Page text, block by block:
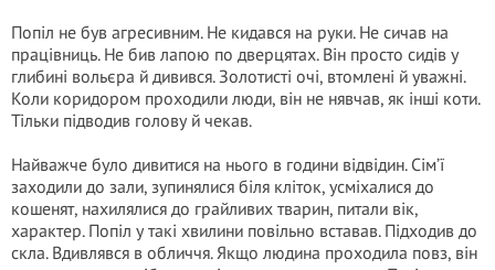
Попіл не був агресивним. Не кидався на руки. Не сичав на
працівниць. Не бив лапою по дверцятах. Він просто сидів у
глибині вольєра й дивився. Золотисті очі, втомлені й уважні.
Коли коридором проходили люди, він не нявчав, як інші коти.
Тільки підводив голову й чекав.
Найважче було дивитися на нього в години відвідин. Сім’ї
заходили до зали, зупинялися біля кліток, усміхалися до
кошенят, нахилялися до грайливих тварин, питали вік,
характер. Попіл у такі хвилини повільно вставав. Підходив до
скла. Вдивлявся в обличчя. Якщо людина проходила повз, він